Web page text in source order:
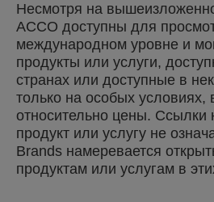
Несмотря на
ACCO доступны для
международном уровне и
продукты или услуги,
странах или доступные в
только на особых условиях,
относительно цены. Ссылки
продукт или услугу не
Brands намеревается
продуктам или услугам в